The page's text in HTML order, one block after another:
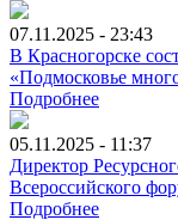
07.11.2025 - 23:43
В Красногорске
«Подмосковье
Подробнее
05.11.2025 - 11:37
Директор
Всероссийского
Подробнее